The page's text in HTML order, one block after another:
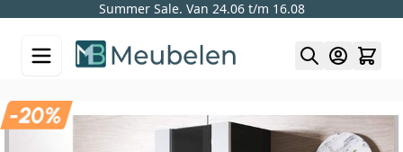
Summer Sale. Van 24.06 t/m 16.08